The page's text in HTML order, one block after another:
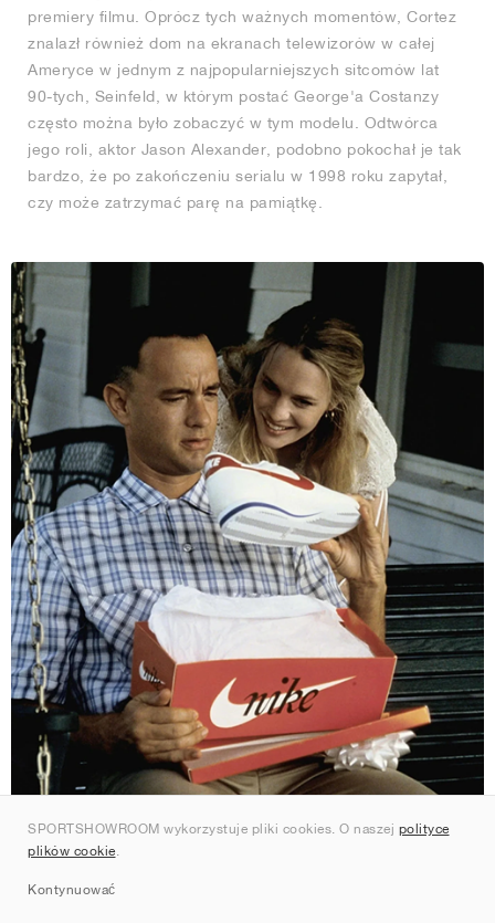
premiery filmu. Oprócz tych ważnych momentów, Cortez
znalazł również dom na ekranach telewizorów w całej
Ameryce w jednym z najpopularniejszych sitcomów lat
90-tych, Seinfeld, w którym postać George'a Costanzy
często można było zobaczyć w tym modelu. Odtwórca
jego roli, aktor Jason Alexander, podobno pokochał je tak
bardzo, że po zakończeniu serialu w 1998 roku zapytał,
czy może zatrzymać parę na pamiątkę.
SPORTSHOWROOM wykorzystuje pliki cookies. O naszej polityce
plików cookie.
Kontynuować